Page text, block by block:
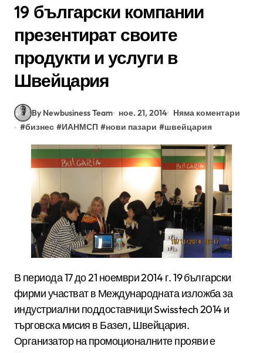
19 български компании
презентират своите
продукти и услуги в
Швейцария
By Newbusiness Team ное. 21, 2014
Няма коментари
#бизнес #ИАНМСП #нови пазари #швейцария
В периода 17 до 21 ноември 2014 г. 19 български
фирми участват в Международната изложба за
индустриални поддоставчици Swisstech 2014 и
търговска мисия в Базел, Швейцария.
Организатор на промоционалните прояви е